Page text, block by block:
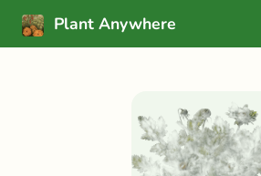
Plant Anywhere